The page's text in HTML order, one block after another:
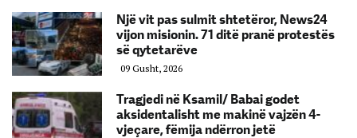
Një vit pas sulmit shtetëror, News24
vijon misionin. 71 ditë pranë protestës
së qytetarëve
09 Gusht, 2026
Tragjedi në Ksamil/ Babai godet
aksidentalisht me makinë vajzën 4-
vjeçare, fëmija ndërron jetë